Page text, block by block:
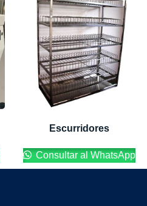
Escurridores
Consultar al WhatsApp